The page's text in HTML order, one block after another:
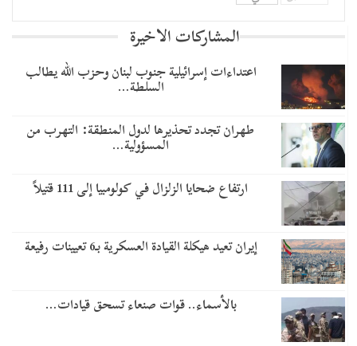
المشاركات الاخيرة
اعتداءات إسرائيلية جنوب لبنان وحزب الله يطالب
السلطة…
طهران تجدد تحذيرها لدول المنطقة: التهرب من
المسؤولية…
ارتفاع ضحايا الزلزال في كولومبيا إلى 111 قتيلاً
إيران تعيد هيكلة القيادة العسكرية بـ6 تعيينات رفيعة
​بالأسماء.. قوات صنعاء تسحق قيادات…